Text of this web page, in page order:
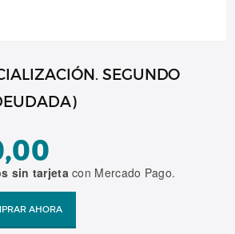
SEGUNDO
sin tarjetacon Mercado Pago.
AHORA